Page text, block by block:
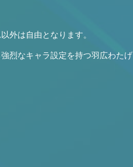
外は自由となります。
烈なキャラ設定を持つ羽広わた